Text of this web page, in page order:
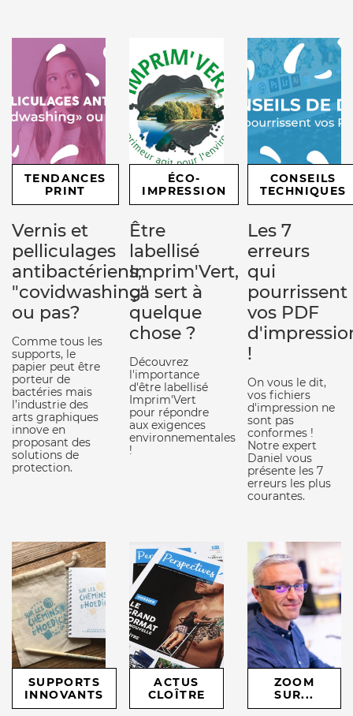
TENDANCES
PRINT
Vernis et
pelliculages
antibactériens,
"covidwashing"
ou pas?
Comme tous les
supports, le
papier peut être
porteur de
bactéries mais
l’industrie des
arts graphiques
innove en
proposant des
solutions de
protection.
ÉCO-
IMPRESSION
Être
labellisé
Imprim'Vert,
ça sert à
quelque
chose ?
Découvrez
l'importance
d'être labellisé
Imprim'Vert
pour répondre
aux exigences
environnementales
!
CONSEILS
TECHNIQUES
Les 7
erreurs
qui
pourrissent
vos PDF
!
On vous le dit,
vos fichiers
d'impression ne
sont pas
conformes !
Notre expert
Daniel vous
présente les 7
erreurs les plus
courantes.
SUPPORTS
INNOVANTS
ACTUS
CLOÎTRE
ZOOM
SUR...